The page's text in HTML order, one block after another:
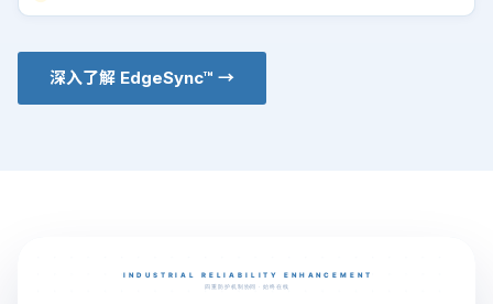
深入了解 EdgeSync™ →